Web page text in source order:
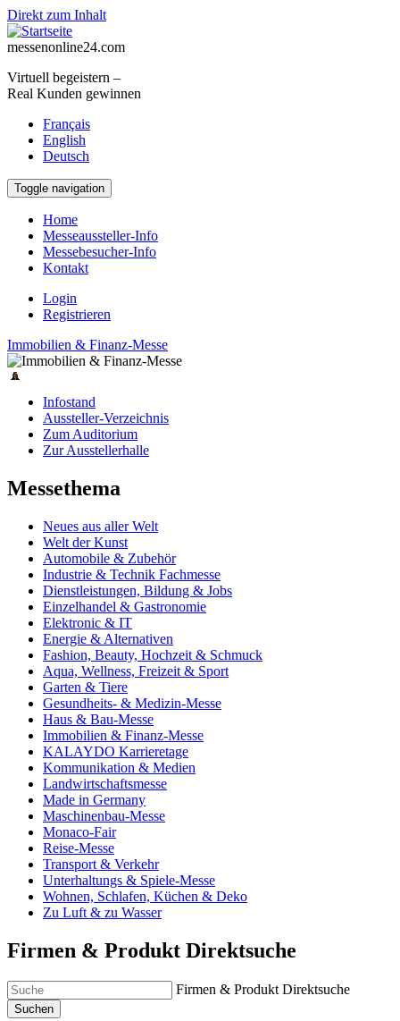
Direkt zum Inhalt
messenonline24.com
Virtuell begeistern –
Real Kunden gewinnen
Français
English
Deutsch
Toggle navigation
Home
Messeaussteller-Info
Messebesucher-Info
Kontakt
Login
Registrieren
Immobilien & Finanz-Messe
Infostand
Aussteller-Verzeichnis
Zum Auditorium
Zur Ausstellerhalle
Messethema
Neues aus aller Welt
Welt der Kunst
Automobile & Zubehör
Industrie & Technik Fachmesse
Dienstleistungen, Bildung & Jobs
Einzelhandel & Gastronomie
Elektronic & IT
Energie & Alternativen
Fashion, Beauty, Hochzeit & Schmuck
Aqua, Wellness, Freizeit & Sport
Garten & Tiere
Gesundheits- & Medizin-Messe
Haus & Bau-Messe
Immobilien & Finanz-Messe
KALAYDO Karrieretage
Kommunikation & Medien
Landwirtschaftsmesse
Made in Germany
Maschinenbau-Messe
Monaco-Fair
Reise-Messe
Transport & Verkehr
Unterhaltungs & Spiele-Messe
Wohnen, Schlafen, Küchen & Deko
Zu Luft & zu Wasser
Firmen & Produkt Direktsuche
Firmen & Produkt Direktsuche
Suchen